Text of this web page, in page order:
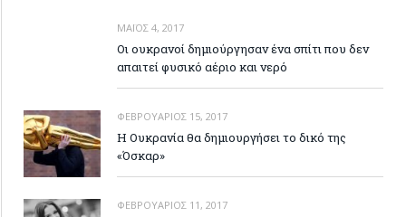
ΜΆΙΟΣ 4, 2017
Οι ουκρανοί δημιούργησαν ένα σπίτι που δεν
απαιτεί φυσικό αέριο και νερό
ΦΕΒΡΟΥΆΡΙΟΣ 15, 2017
Η Ουκρανία θα δημιουργήσει το δικό της
«Όσκαρ»
ΦΕΒΡΟΥΆΡΙΟΣ 11, 2017